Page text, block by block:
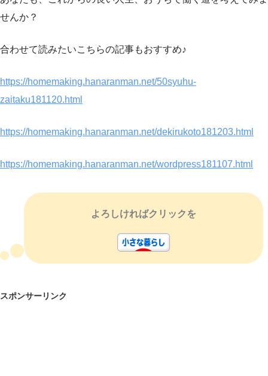
せんか？
合わせて読みたいこちらの記事もおすすめ♪
https://homemaking.hanaranman.net/50syuhu-
zaitaku181120.html
https://homemaking.hanaranman.net/dekirukoto181203.html
https://homemaking.hanaranman.net/wordpress181107.html
よろしければクリックを
スポンサーリンク